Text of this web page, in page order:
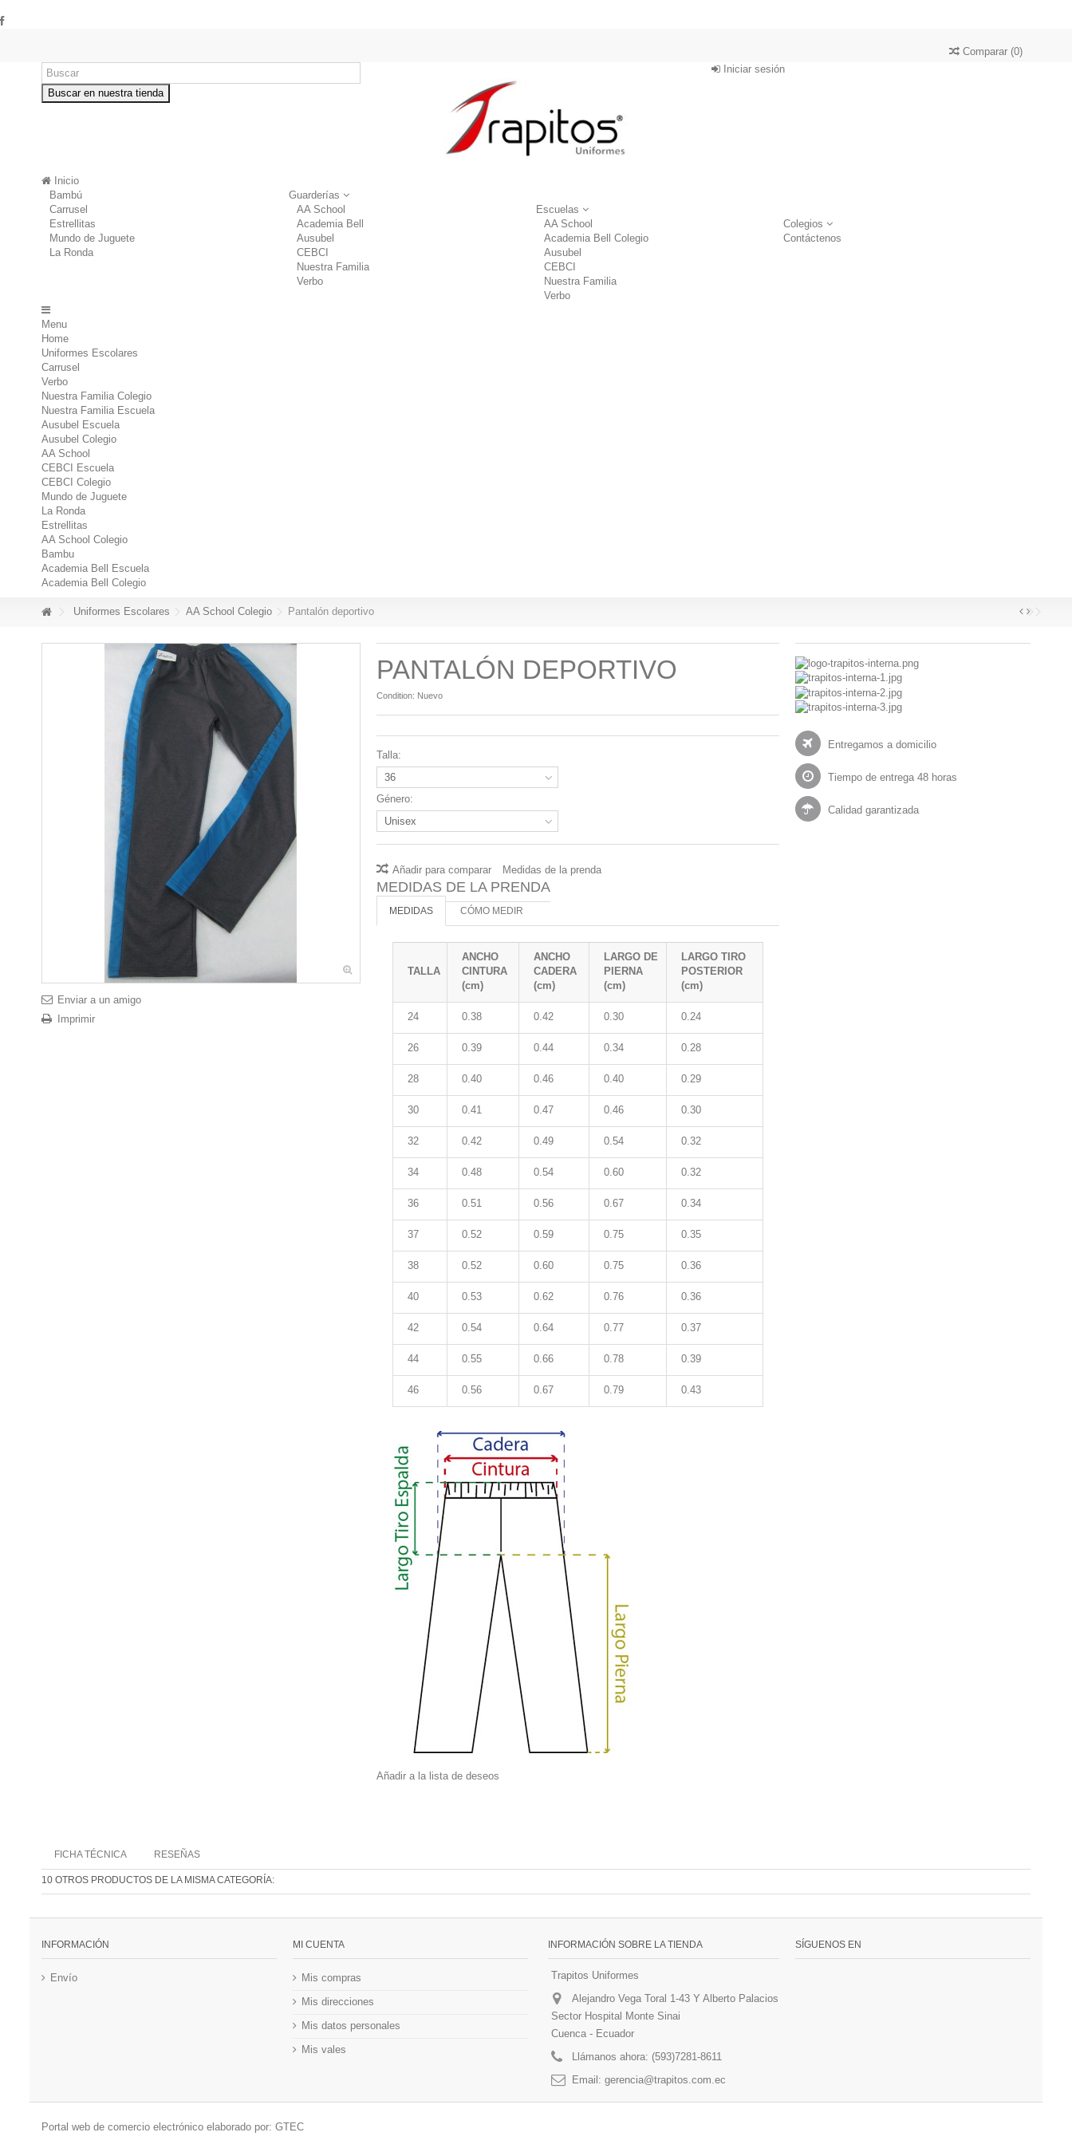
Comparar (0)
Buscar en nuestra tienda
Iniciar sesión
Inicio
Guarderías
Bambú
Carrusel
Estrellitas
Mundo de Juguete
La Ronda
Escuelas
AA School
Academia Bell
Ausubel
CEBCI
Nuestra Familia
Verbo
Colegios
AA School
Academia Bell Colegio
Ausubel
CEBCI
Nuestra Familia
Verbo
Contáctenos
Menu
Home
Uniformes Escolares
Carrusel
Verbo
Nuestra Familia Colegio
Nuestra Familia Escuela
Ausubel Escuela
Ausubel Colegio
AA School
CEBCI Escuela
CEBCI Colegio
Mundo de Juguete
La Ronda
Estrellitas
AA School Colegio
Bambu
Academia Bell Escuela
Academia Bell Colegio
Uniformes Escolares AA School Colegio Pantalón deportivo
Enviar a un amigo
Imprimir
PANTALÓN DEPORTIVO
Condition: Nuevo
Talla:
36
Género:
Unisex
Añadir para comparar Medidas de la prenda
MEDIDAS DE LA PRENDA
MEDIDAS CÓMO MEDIR
TALLA
ANCHO
CINTURA
(cm)
ANCHO
CADERA
(cm)
LARGO DE
PIERNA
(cm)
LARGO TIRO
POSTERIOR
(cm)
24 0.38 0.42 0.30 0.24
26 0.39 0.44 0.34 0.28
28 0.40 0.46 0.40 0.29
30 0.41 0.47 0.46 0.30
32 0.42 0.49 0.54 0.32
34 0.48 0.54 0.60 0.32
36 0.51 0.56 0.67 0.34
37 0.52 0.59 0.75 0.35
38 0.52 0.60 0.75 0.36
40 0.53 0.62 0.76 0.36
42 0.54 0.64 0.77 0.37
44 0.55 0.66 0.78 0.39
46 0.56 0.67 0.79 0.43
Añadir a la lista de deseos
Entregamos a domicilio
Tiempo de entrega 48 horas
Calidad garantizada
FICHA TÉCNICA RESEÑAS
10 OTROS PRODUCTOS DE LA MISMA CATEGORÍA:
INFORMACIÓN
Envío
MI CUENTA
Mis compras
Mis direcciones
Mis datos personales
Mis vales
INFORMACIÓN SOBRE LA TIENDA
Trapitos Uniformes
Alejandro Vega Toral 1-43 Y Alberto Palacios
Sector Hospital Monte Sinai
Cuenca - Ecuador
Llámanos ahora: (593)7281-8611
Email: gerencia@trapitos.com.ec
SÍGUENOS EN
Portal web de comercio electrónico elaborado por: GTEC